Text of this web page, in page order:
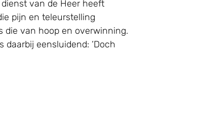
van de Heer heeft
pijn en teleurstelling
die van hoop en overwinning.
daarbij eensluidend: ‘Doch